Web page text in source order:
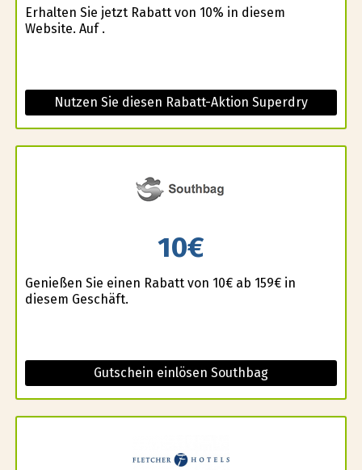
Erhalten Sie jetzt Rabatt von 10% in diesem
Website. Auf .
Nutzen Sie diesen Rabatt-Aktion Superdry
10€
Genießen Sie einen Rabatt von 10€ ab 159€ in
diesem Geschäft.
Gutschein einlösen Southbag